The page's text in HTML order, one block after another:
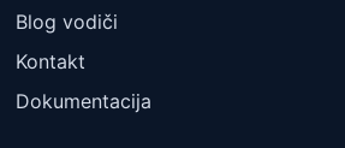
Blog vodiči
Kontakt
Dokumentacija